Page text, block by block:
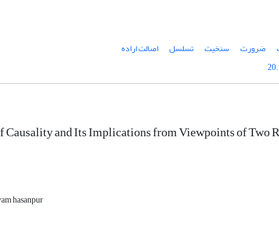
ضرورت سنخیت تسلسل
اصالت اراده
Causality and Its Implications from Viewpoints of Two
hasanpur